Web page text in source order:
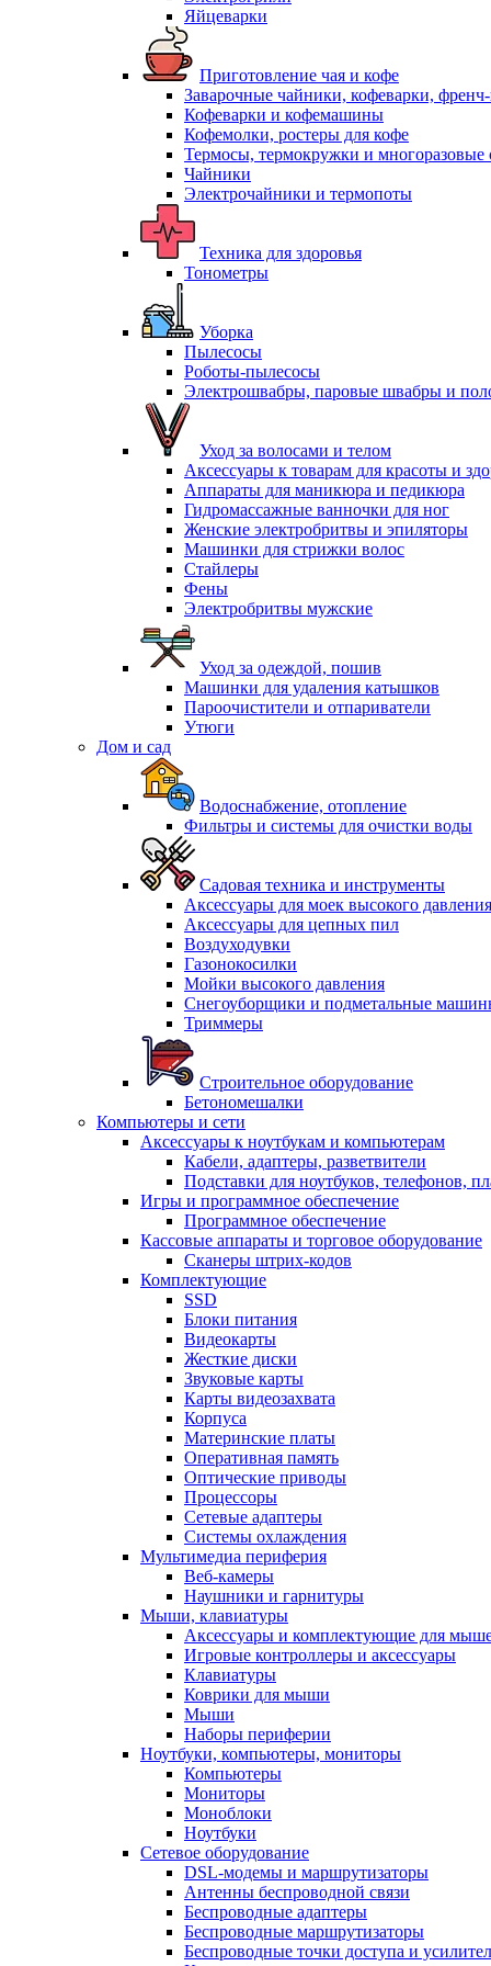
Яйцеварки
Приготовление чая и кофе
Заварочные чайники, кофеварки,
Кофеварки и кофемашины
Кофемолки, ростеры для кофе
Термосы, термокружки и многоразовые
Чайники
Электрочайники и термопоты
Техника для здоровья
Тонометры
Уборка
Пылесосы
Роботы-пылесосы
Электрошвабры, паровые швабры и
Уход за волосами и телом
Аксессуары к товарам для красоты и
Аппараты для маникюра и педикюра
Гидромассажные ванночки для ног
Женские электробритвы и эпиляторы
Машинки для стрижки волос
Стайлеры
Фены
Электробритвы мужские
Уход за одеждой, пошив
Машинки для удаления катышков
Пароочистители и отпариватели
Утюги
Дом и сад
Водоснабжение, отопление
Фильтры и системы для очистки воды
Садовая техника и инструменты
Аксессуары для моек высокого давления
Аксессуары для цепных пил
Воздуходувки
Газонокосилки
Мойки высокого давления
Снегоуборщики и подметальные
Триммеры
Строительное оборудование
Бетономешалки
Компьютеры и сети
Аксессуары к ноутбукам и компьютерам
Кабели, адаптеры, разветвители
Подставки для ноутбуков, телефонов,
Игры и программное обеспечение
Программное обеспечение
Кассовые аппараты и торговое оборудование
Сканеры штрих-кодов
Комплектующие
SSD
Блоки питания
Видеокарты
Жесткие диски
Звуковые карты
Карты видеозахвата
Корпуса
Материнские платы
Оперативная память
Оптические приводы
Процессоры
Сетевые адаптеры
Системы охлаждения
Мультимедиа периферия
Веб-камеры
Наушники и гарнитуры
Мыши, клавиатуры
Аксессуары и комплектующие для
Игровые контроллеры и аксессуары
Клавиатуры
Коврики для мыши
Мыши
Наборы периферии
Ноутбуки, компьютеры, мониторы
Компьютеры
Мониторы
Моноблоки
Ноутбуки
Сетевое оборудование
DSL-модемы и маршрутизаторы
Антенны беспроводной связи
Беспроводные адаптеры
Беспроводные маршрутизаторы
Беспроводные точки доступа и